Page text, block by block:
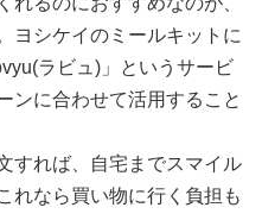
ヨシケイのミールキットに
ラビュ)」というサービ
ンに合わせて活用すること
すれば、自宅までスマイル
れなら買い物に行く負担も